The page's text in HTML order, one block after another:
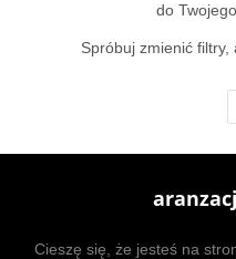
do
Spróbuj zmienić filtry,
Cieszę się, że jesteś na